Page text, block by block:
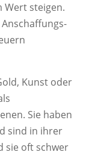
Wert steigen.
Kunst oder
Sie haben
sind in ihrer
sie oft schwer